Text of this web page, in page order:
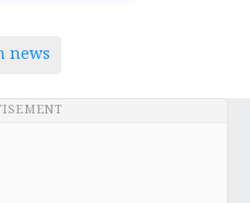
news